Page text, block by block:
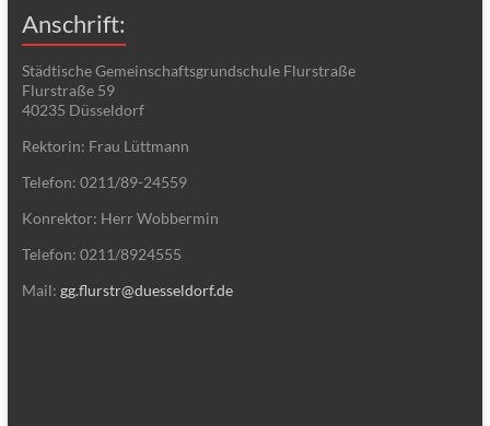
Anschrift:
Städtische Gemeinschaftsgrundschule Flurstraße
Flurstraße 59
40235 Düsseldorf
Rektorin: Frau Lüttmann
Telefon: 0211/89-24559
Konrektor: Herr Wobbermin
Telefon: 0211/8924555
Mail: gg.flurstr@duesseldorf.de